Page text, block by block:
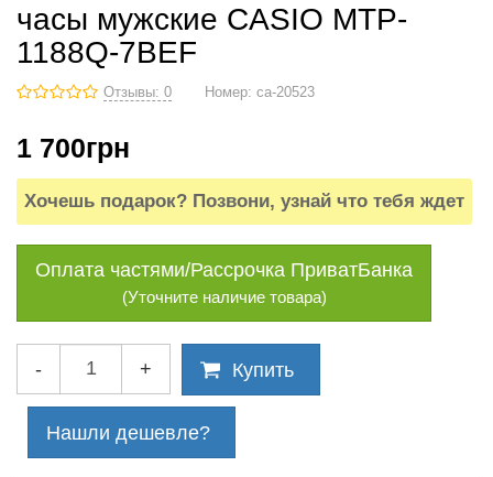
часы мужские CASIO MTP-
1188Q-7BEF
Отзывы: 0 Номер: ca-20523
1 700грн
Хочешь подарок? Позвони, узнай что тебя ждет
Оплата частями/Рассрочка ПриватБанка
(Уточните наличие товара)
- + Купить
Нашли дешевле?